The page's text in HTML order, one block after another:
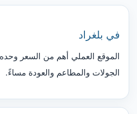
في بلغراد
الموقع العملي أهم من السعر
الجولات والمطاعم والعودة مساءً.